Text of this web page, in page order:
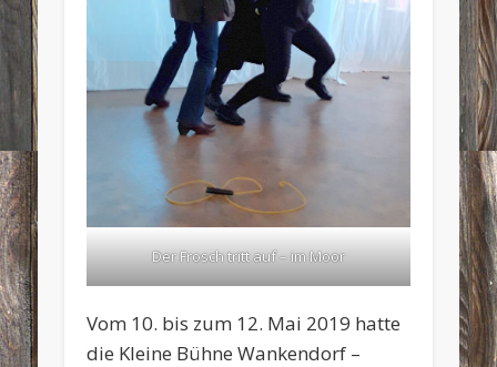
Der Frosch tritt auf – im Moor
Vom 10. bis zum 12. Mai 2019 hatte
die Kleine Bühne Wankendorf –